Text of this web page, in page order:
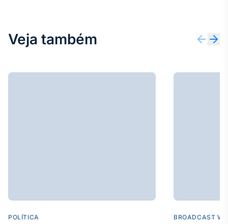
Veja também
POLÍTICA BROADCAST